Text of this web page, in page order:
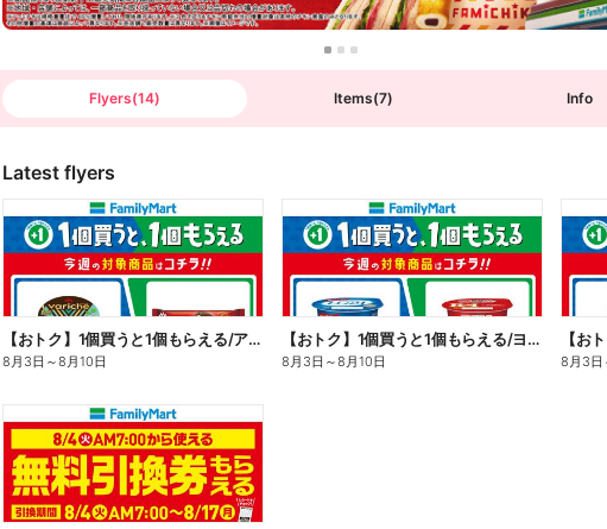
Flyers(14) Items(7) Info
Latest flyers
【おトク】1個買うと1個もらえる/アイス
8月3日 ～8月10日
【おトク】1個買うと1個もらえる/ヨーグルト
8月3日 ～8月10日
【お
8月3日